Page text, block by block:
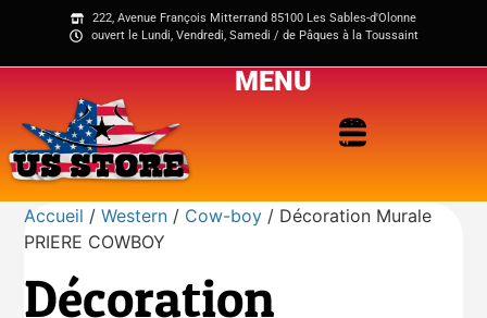
222, Avenue François Mitterrand 85100 Les Sables-d'Olonne
ouvert le Lundi, Vendredi, Samedi / de Pâques à la Toussaint
MENU
Accueil /Western / Cow-boy / Décoration Murale
PRIERE COWBOY
Décoration